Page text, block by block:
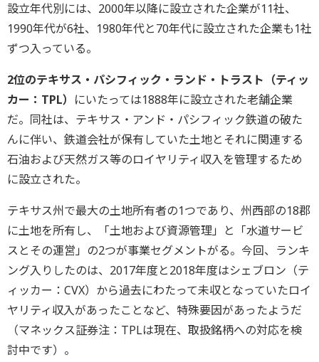
設立年代別には、2000年以降に設立された企業が11社、
1990年代が6社、1980年代と70年代に設立された企業も1社
ずつ入っている。
2位のテキサス・パシフィック・ランド・トラスト（ティッ
カー：TPL） にいたっては1888年に設立された老舗企業
だ。同社は、テキサス・アンド・パシフィック鉄道の破た
んに伴い、鉄道会社が保有していた土地とそれに関連する
石油および天然ガス等のロイヤリティ収入を管理するため
に設立された。
テキサス州で最大の土地所有者の1つであり、州西部の18郡
に土地を所有し、「土地および資源管理」と「水道サービ
スとその運営」の2つが事業セグメントがる。今回、ランキ
ング入りしたのは、2017年度と2018年度はシェブロン（テ
ィッカー：CVX）から過去にわたって未収となっていたロイ
ヤリティ収入があったことなど、特殊要因があったようだ
（マネックス証券注：TPLは現在、取扱銘柄への対応を検
討中です）。